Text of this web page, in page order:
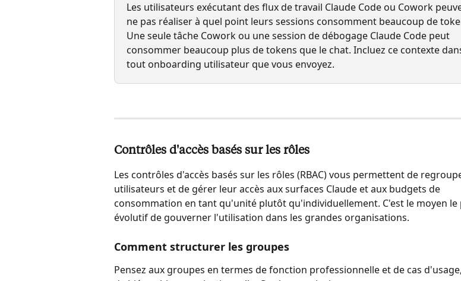
Les utilisateurs exécutant des flux de travail Claude Code ou Cowork
ne pas réaliser à quel point leurs sessions consomment beaucoup de
Une seule tâche Cowork ou une session de débogage Claude Code peut
consommer beaucoup plus de tokens que le chat. Incluez ce contexte
tout onboarding utilisateur que vous envoyez.
Contrôles d'accès basés sur les rôles
Les contrôles d'accès basés sur les rôles (RBAC) vous permettent de
utilisateurs et de gérer leur accès aux surfaces Claude et aux budgets de
consommation en tant qu'unité plutôt qu'individuellement. C'est le moyen le
évolutif de gouverner l'utilisation dans les grandes organisations.
Comment structurer les groupes
Pensez aux groupes en termes de fonction professionnelle et de cas